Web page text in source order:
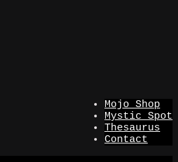
Mojo Shop
Mystic Spot
Thesaurus
Contact